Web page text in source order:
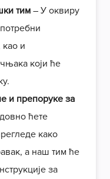
тим – У оквиру
као и
који ће
и препоруке за
ћете
како
а наш тим ће
за